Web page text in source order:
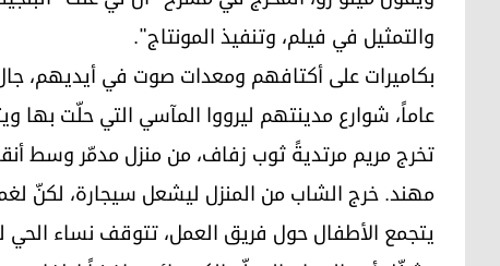
والتمثيل في فيلم، وتنفيذ المونتاج".
بكاميرات على أكتافهم ومعدات صوت في أيديهم،
عاماً، شوارع مدينتهم ليرووا المآسي التي حلّت
تخرج مريم مرتديةً ثوب زفاف، من منزل مدمّر وسط
مهند. خرج الشاب من المنزل ليشعل سيجارة، لكنّ
يتجمع الأطفال حول فريق العمل، تتوقف نساء